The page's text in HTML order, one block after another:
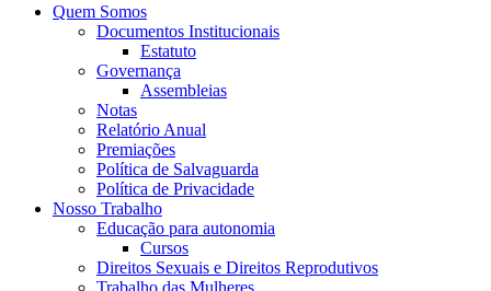
Quem Somos
Documentos Institucionais
Estatuto
Governança
Assembleias
Notas
Relatório Anual
Premiações
Política de Salvaguarda
Política de Privacidade
Nosso Trabalho
Educação para autonomia
Cursos
Direitos Sexuais e Direitos Reprodutivos
Trabalho das Mulheres